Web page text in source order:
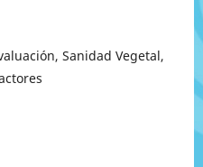
Sanidad Vegetal,